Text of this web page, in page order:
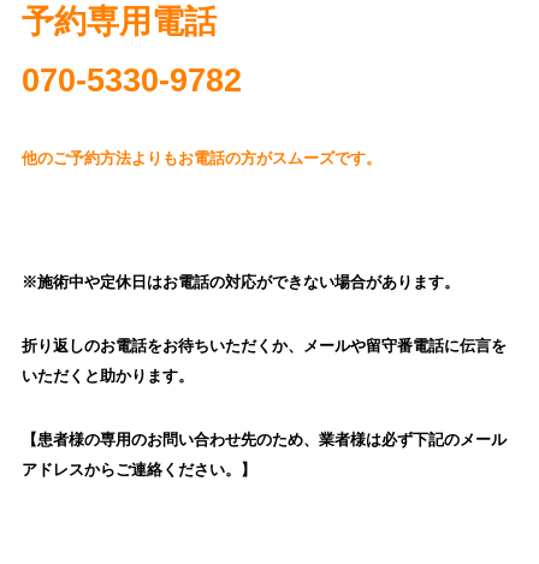
予約専用電話
070‐5330-9782
他のご予約方法よりもお電話の方がスムーズです。
※施術中や定休日はお電話の対応ができない場合があります。
折り返しのお電話をお待ちいただくか、
メールや留守番電話に伝言を
いただくと助かります。
【患者様の専用のお問い合わせ先のため、業者様は必ず下記のメール
アドレスからご連絡ください。】